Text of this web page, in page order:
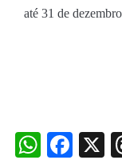
até 31 de
X